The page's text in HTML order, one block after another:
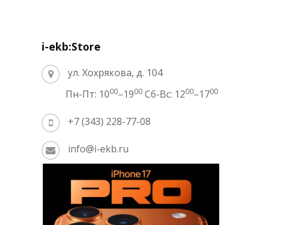
i-ekb:Store
ул. Хохрякова, д. 104
Пн-Пт: 1000–1900 Сб-Вс: 1200–1700
+7 (343) 228-77-08
info@i-ekb.ru